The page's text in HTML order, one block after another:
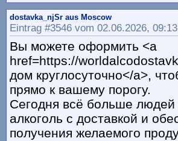
dostavka_njSr aus Moscow
Eintrag #3546 vom 02.06.2026,
Вы можете оформить <a
href=https://
дом круглосуточно</a>,
прямо к вашему порогу.
Сегодня всё больше людей
алкоголь с доставкой и
получения желаемого